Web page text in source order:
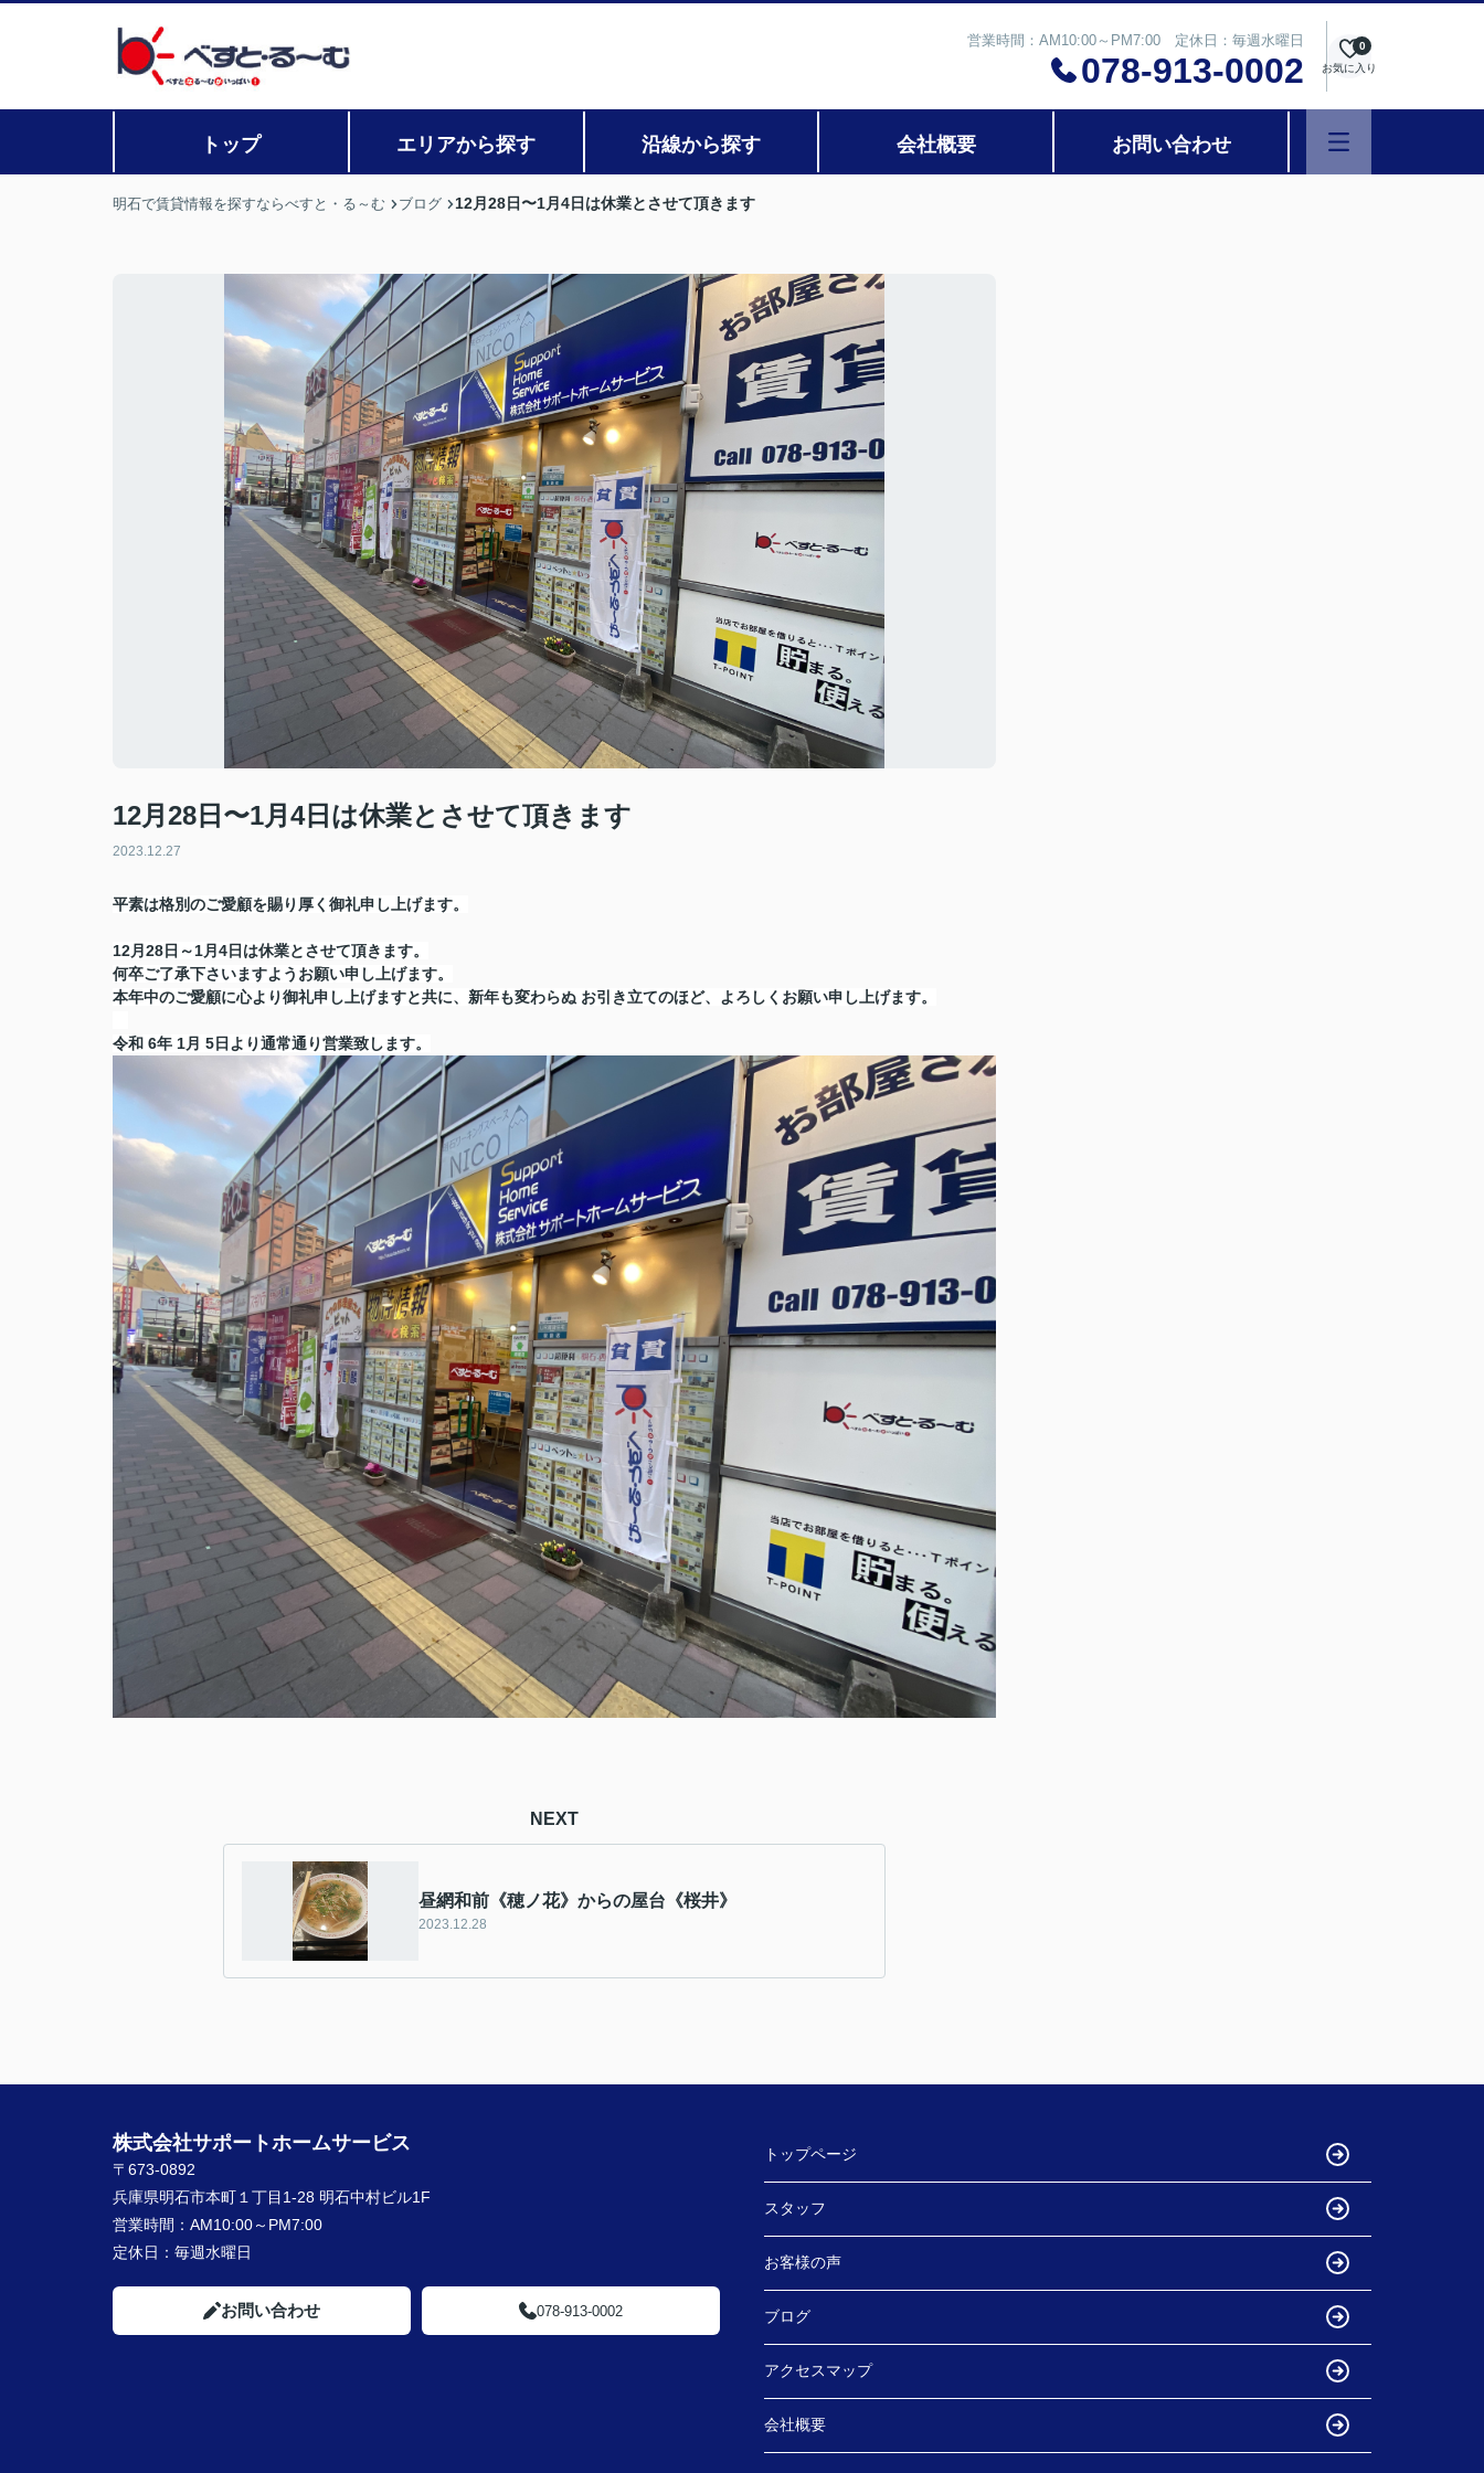
営業時間：AM10:00～PM7:00 定休日：毎週水曜日
078-913-0002 お気に入り
0
トップ エリアから探す 沿線から探す 会社概要 お問い合わせ
明石で賃貸情報を探すならべすと・る～む ブログ 12月28日〜1月4日は休業とさせて頂きます
12月28日〜1月4日は休業とさせて頂きます
2023.12.27
平素は格別のご愛顧を賜り厚く御礼申し上げます。
12月28日～1月4日は休業とさせて頂きます。
何卒ご了承下さいますようお願い申し上げます。
本年中のご愛顧に心より御礼申し上げますと共に、新年も変わらぬ お引き立てのほど、よろしくお願い申し上げます。
令和 6年 1月 5日より通常通り営業致します。
NEXT
昼網和前《穂ノ花》からの屋台《桜井》
2023.12.28
株式会社サポートホームサービス
〒673-0892
兵庫県明石市本町１丁目1-28 明石中村ビル1F
営業時間： AM10:00～PM7:00
定休日： 毎週水曜日
お問い合わせ 078-913-0002
トップページ
スタッフ
お客様の声
ブログ
アクセスマップ
会社概要